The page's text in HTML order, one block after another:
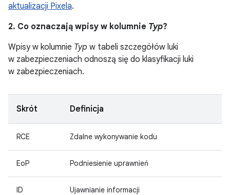
aktualizacji Pixela.
2. Co oznaczają wpisy w kolumnie Typ?
Wpisy w kolumnie Typ w tabeli szczegółów luki
w zabezpieczeniach odnoszą się do klasyfikacji luki
w zabezpieczeniach.
Skrót Definicja
RCE Zdalne wykonywanie kodu
EoP Podniesienie uprawnień
ID Ujawnianie informacji